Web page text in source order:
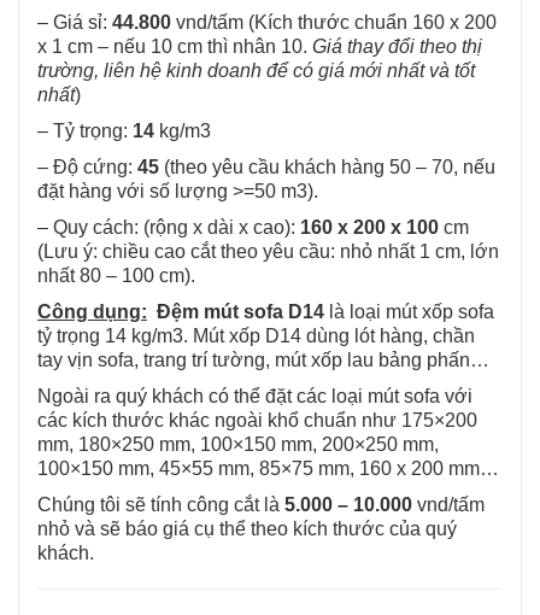
– Giá sỉ: 44.800 vnd/tấm (Kích thước chuẩn 160 x 200
x 1 cm – nếu 10 cm thì nhân 10. Giá thay đổi theo thị
trường, liên hệ kinh doanh để có giá mới nhất và tốt
nhất)
– Tỷ trọng: 14 kg/m3
– Độ cứng: 45 (theo yêu cầu khách hàng 50 – 70, nếu
đặt hàng với số lượng >=50 m3).
– Quy cách: (rộng x dài x cao): 160 x 200 x 100 cm
(Lưu ý: chiều cao cắt theo yêu cầu: nhỏ nhất 1 cm, lớn
nhất 80 – 100 cm).
Công dụng: Đệm mút sofa D14 là loại mút xốp sofa
tỷ trọng 14 kg/m3. Mút xốp D14 dùng lót hàng, chần
tay vịn sofa, trang trí tường, mút xốp lau bảng phấn…
Ngoài ra quý khách có thể đặt các loại mút sofa với
các kích thước khác ngoài khổ chuẩn như 175×200
mm, 180×250 mm, 100×150 mm, 200×250 mm,
100×150 mm, 45×55 mm, 85×75 mm, 160 x 200 mm…
Chúng tôi sẽ tính công cắt là 5.000 – 10.000 vnd/tấm
nhỏ và sẽ báo giá cụ thể theo kích thước của quý
khách.